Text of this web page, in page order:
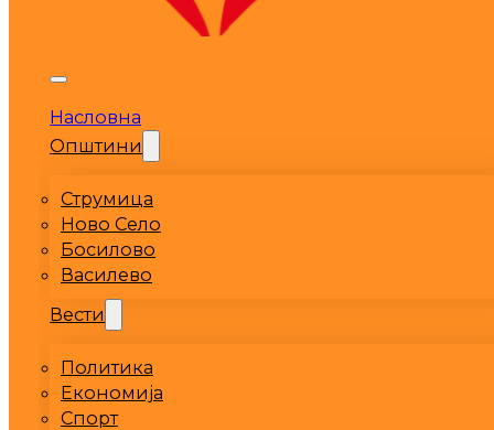
Насловна
Општини
Струмица
Ново Село
Босилово
Василево
Вести
Политика
Економија
Спорт